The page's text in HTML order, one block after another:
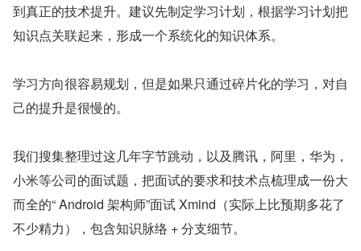
到真正的技术提升。建议先制定学习计划，根据学习计划把
知识点关联起来，形成一个系统化的知识体系。
学习方向很容易规划，但是如果只通过碎片化的学习，对自
己的提升是很慢的。
我们搜集整理过这几年字节跳动，以及腾讯，阿里，华为，
小米等公司的面试题，把面试的要求和技术点梳理成一份大
而全的“ Android 架构师”面试 Xmind（实际上比预期多花了
不少精力），包含知识脉络 + 分支细节。